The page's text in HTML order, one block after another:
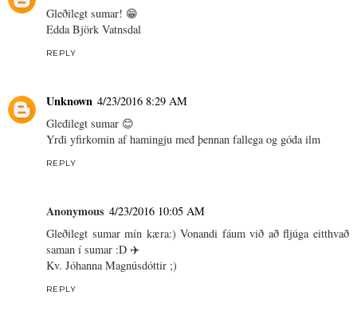
Gleðilegt sumar! 😁
Edda Björk Vatnsdal
REPLY
Unknown 4/23/2016 8:29 AM
Gleđilegt sumar 😊
Yrđi yfirkomin af hamingju međ þennan fallega og góđa ilm
REPLY
Anonymous 4/23/2016 10:05 AM
Gleðilegt sumar mín kæra:) Vonandi fáum við að fljúga eitthvað
saman í sumar :D ✈️
Kv. Jóhanna Magnúsdóttir ;)
REPLY